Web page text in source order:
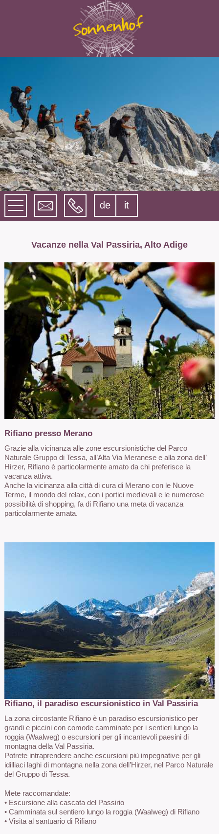
de it
Vacanze nella Val Passiria, Alto Adige
Rifiano presso Merano
Grazie alla vicinanza alle zone escursionistiche del Parco
Naturale Gruppo di Tessa, all’Alta Via Meranese e alla zona dell’
Hirzer, Rifiano è particolarmente amato da chi preferisce la
vacanza attiva.
Anche la vicinanza alla città di cura di Merano con le Nuove
Terme, il mondo del relax, con i portici medievali e le numerose
possibilità di shopping, fa di Rifiano una meta di vacanza
particolarmente amata.
Rifiano, il paradiso escursionistico in Val Passiria
La zona circostante Rifiano è un paradiso escursionistico per
grandi e piccini con comode camminate per i sentieri lungo la
roggia (Waalweg) o escursioni per gli incantevoli paesini di
montagna della Val Passiria.
Potrete intraprendere anche escursioni più impegnative per gli
idilliaci laghi di montagna nella zona dell’Hirzer, nel Parco Naturale
del Gruppo di Tessa.
Mete raccomandate:
• Escursione alla cascata del Passirio
• Camminata sul sentiero lungo la roggia (Waalweg) di Rifiano
• Visita al santuario di Rifiano